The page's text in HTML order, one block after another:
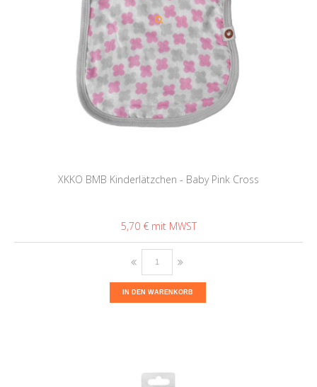
XKKO BMB Kinderlätzchen - Baby Pink Cross
5,70 €
IN DEN WARENKORB